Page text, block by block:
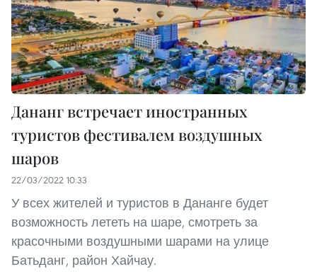
Дананг встречает иностранных
туристов фестивалем воздушных
шаров
22/03/2022 10:33
У всех жителей и туристов в Дананге будет
возможность лететь на шаре, смотреть за
красочными воздушными шарами на улице
Батьданг, район Хайчау.